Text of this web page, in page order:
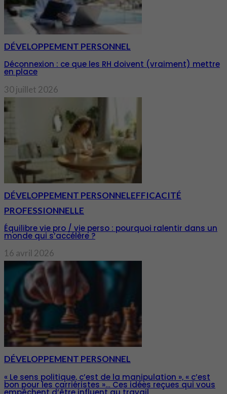
DÉVELOPPEMENT PERSONNEL
Déconnexion : ce que les RH doivent (vraiment) mettre
en place
30 juillet 2026
DÉVELOPPEMENT PERSONNELEFFICACITÉ
PROFESSIONNELLE
Équilibre vie pro / vie perso : pourquoi ralentir dans un
monde qui s’accélère ?
16 avril 2026
DÉVELOPPEMENT PERSONNEL
« Le sens politique, c’est de la manipulation », « c’est
bon pour les carriéristes »… Ces idées reçues qui vous